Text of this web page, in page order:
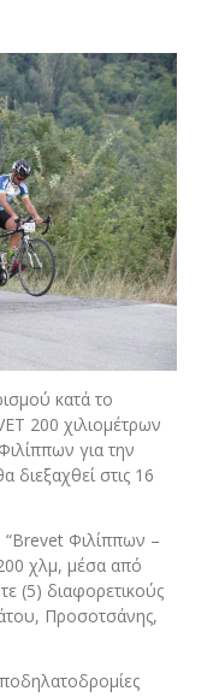
κατά το
200 χιλιομέτρων
για την
διεξαχθεί στις 16
“Brevet Φιλίππων –
χλμ, μέσα από
(5) διαφορετικούς
Προσοτσάνης,